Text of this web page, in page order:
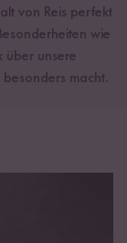
von Reis perfekt
wie
über unsere
macht.